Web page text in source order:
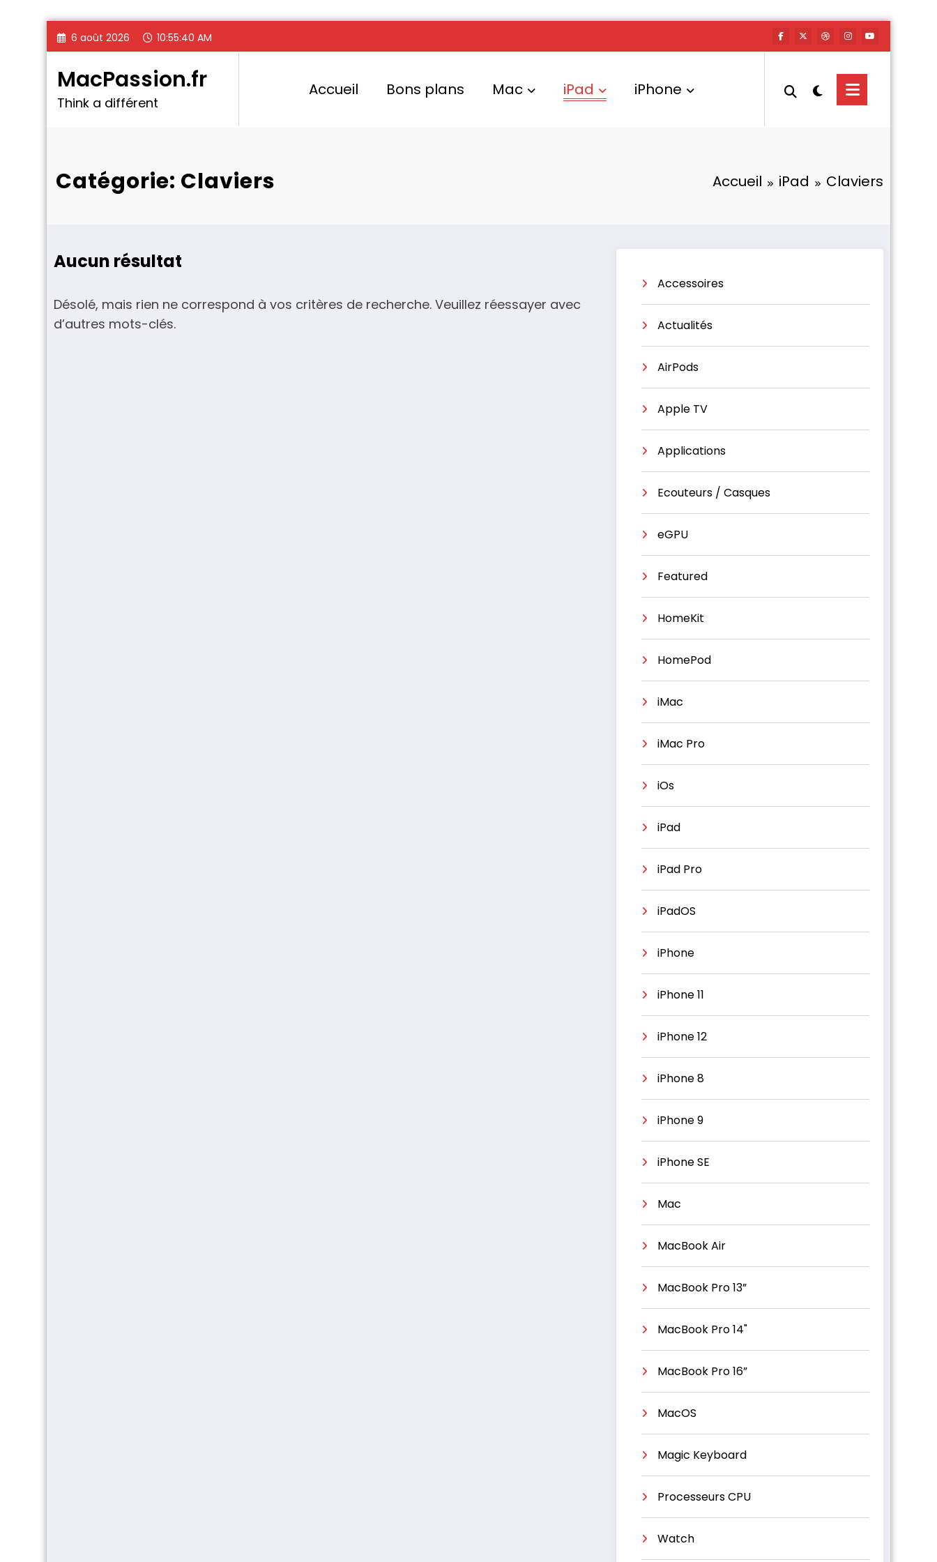
Aller
au
6 août 2026 10:55:40 AM
MacPassion.fr
Think a différent
Accueil Bons plans Mac iPad iPhone
Catégorie: Claviers Accueil iPad Claviers
Aucun résultat
Désolé, mais rien ne correspond à vos critères de recherche. Veuillez réessayer avec
d’autres mots-clés.
Accessoires
Actualités
AirPods
Apple TV
Applications
Ecouteurs / Casques
eGPU
Featured
HomeKit
HomePod
iMac
iMac Pro
iOs
iPad
iPad Pro
iPadOS
iPhone
iPhone 11
iPhone 12
iPhone 8
iPhone 9
iPhone SE
Mac
MacBook Air
MacBook Pro 13”
MacBook Pro 14"
MacBook Pro 16”
MacOS
Magic Keyboard
Processeurs CPU
Watch